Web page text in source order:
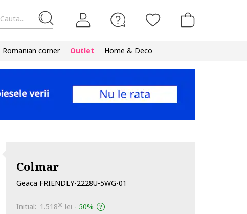
Cauta...
Romanian corner Outlet Home & Deco
Colmar
Geaca FRIENDLY-2228U-5WG-01
Initial: 1.51800 lei - 50%